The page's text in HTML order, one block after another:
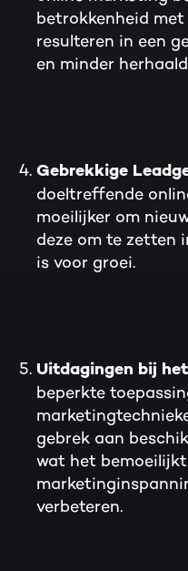
betrokkenheid
resulteren in een
en minder
Gebrekkige
doeltreffende
moeilijker om
deze om te zetten
is voor groei.
Uitdagingen bij
beperkte
gebrek aan
wat het
verbeteren.